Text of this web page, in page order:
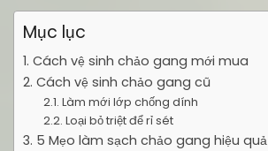
Mục lục
1. Cách vệ sinh chảo gang mới mua
2. Cách vệ sinh chảo gang cũ
2.1. Làm mới lớp chống dính
2.2. Loại bỏ triệt để rỉ sét
3. 5 Mẹo làm sạch chảo gang hiệu quả